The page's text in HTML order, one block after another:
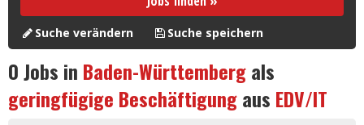
Suche verändern Suche speichern
0Jobs in Baden-Württembergals
geringfügige Beschäftigungaus EDV/IT